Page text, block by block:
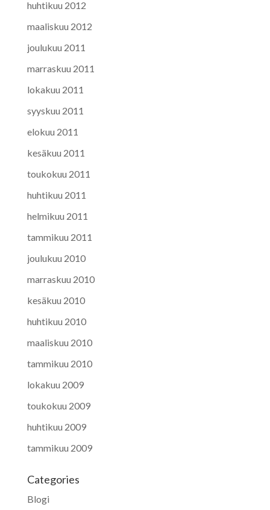
huhtikuu 2012
maaliskuu 2012
joulukuu 2011
marraskuu 2011
lokakuu 2011
syyskuu 2011
elokuu 2011
kesäkuu 2011
toukokuu 2011
huhtikuu 2011
helmikuu 2011
tammikuu 2011
joulukuu 2010
marraskuu 2010
kesäkuu 2010
huhtikuu 2010
maaliskuu 2010
tammikuu 2010
lokakuu 2009
toukokuu 2009
huhtikuu 2009
tammikuu 2009
Categories
Blogi